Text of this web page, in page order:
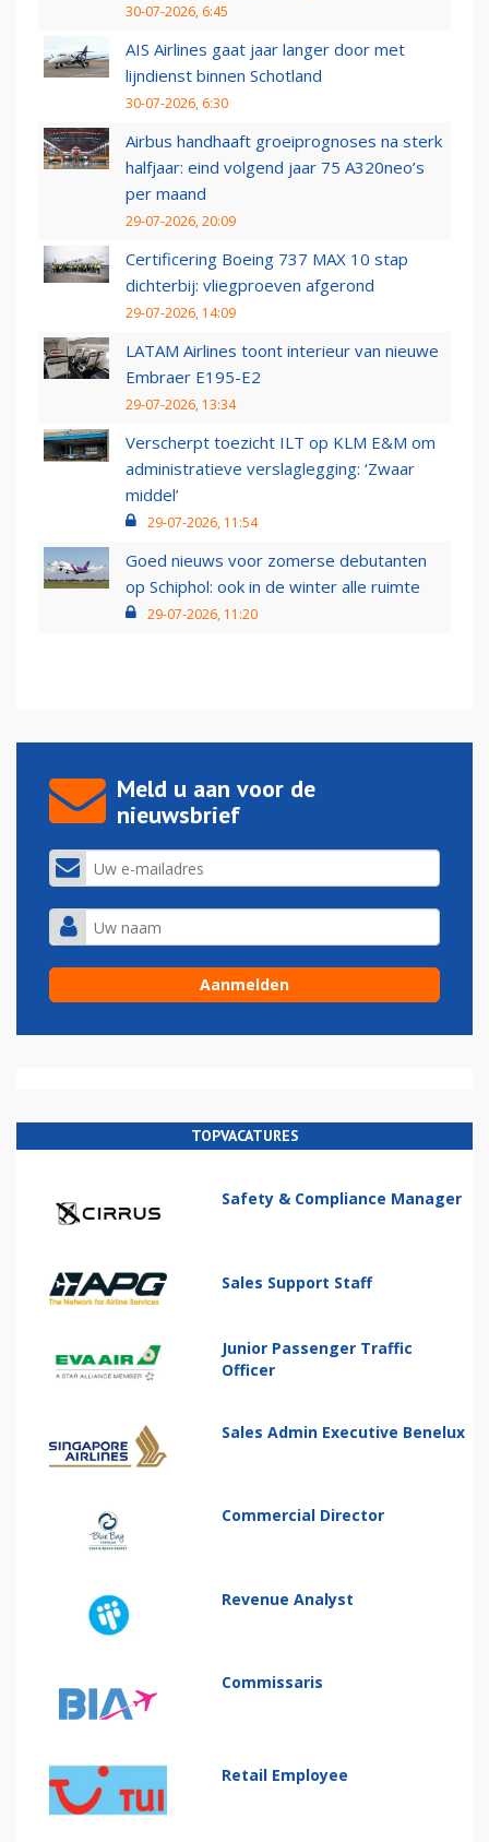
30-07-2026, 6:45
AIS Airlines gaat jaar langer door met
lijndienst binnen Schotland
30-07-2026, 6:30
Airbus handhaaft groeiprognoses na sterk
halfjaar: eind volgend jaar 75 A320neo’s
per maand
29-07-2026, 20:09
Certificering Boeing 737 MAX 10 stap
dichterbij: vliegproeven afgerond
29-07-2026, 14:09
LATAM Airlines toont interieur van nieuwe
Embraer E195-E2
29-07-2026, 13:34
Verscherpt toezicht ILT op KLM E&M om
administratieve verslaglegging: ‘Zwaar
middel’
29-07-2026, 11:54
Goed nieuws voor zomerse debutanten
op Schiphol: ook in de winter alle ruimte
29-07-2026, 11:20
Meld u aan voor de
nieuwsbrief
TOPVACATURES
Safety & Compliance Manager
Sales Support Staff
Junior Passenger Traffic
Officer
Sales Admin Executive Benelux
Commercial Director
Revenue Analyst
Commissaris
Retail Employee